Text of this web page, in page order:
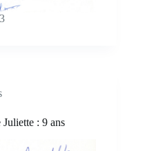
: 9 ans